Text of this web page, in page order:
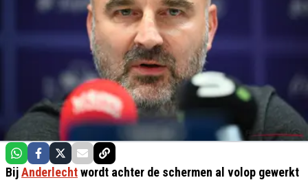
BijAnderlechtwordt achter de schermen al volop gewerkt